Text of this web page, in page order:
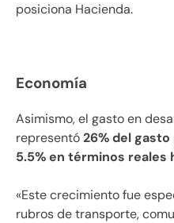
posiciona Hacienda.
Economía
Asimismo, el gasto en
representó26% del
5.5% en términos reales
«Este crecimiento fue
rubros de transporte,